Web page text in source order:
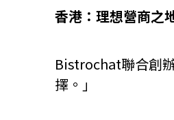
香港：理想營商之
Bistrochat聯合創
擇。」